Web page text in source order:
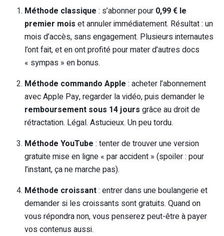
Méthode classique : s’abonner pour 0,99 € le
premier mois et annuler immédiatement. Résultat : un
mois d’accès, sans engagement. Plusieurs internautes
l’ont fait, et en ont profité pour mater d’autres docs
« sympas » en bonus.
Méthode commando Apple : acheter l’abonnement
avec Apple Pay, regarder la vidéo, puis demander le
remboursement sous 14 jours grâce au droit de
rétractation. Légal. Astucieux. Un peu tordu.
Méthode YouTube : tenter de trouver une version
gratuite mise en ligne « par accident » (spoiler : pour
l’instant, ça ne marche pas).
Méthode croissant: entrer dans une boulangerie et
demander si les croissants sont gratuits. Quand on
vous répondra non, vous penserez peut-être à payer
vos contenus aussi.